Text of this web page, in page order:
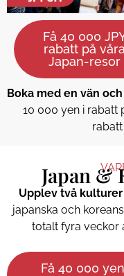
Få 40 000
rabatt på våra
Japan-resor
Boka med en vän
10 000 yen i rabatt
Japan &
Upplev två kulturer
japanska och
totalt fyra veckor
Få 40 000